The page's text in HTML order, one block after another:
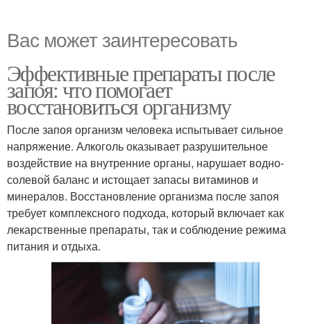
Вас может заинтересовать
Эффективные препараты после
запоя: что помогает
восстановиться организму
После запоя организм человека испытывает сильное
напряжение. Алкоголь оказывает разрушительное
воздействие на внутренние органы, нарушает водно-
солевой баланс и истощает запасы витаминов и
минералов. Восстановление организма после запоя
требует комплексного подхода, который включает как
лекарственные препараты, так и соблюдение режима
питания и отдыха.